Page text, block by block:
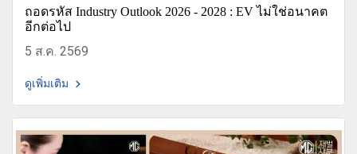
ถอดรหัส Industry Outlook 2026 - 2028 : EV ไม่ใช่อนาคต
อีกต่อไป
5 ส.ค. 2569
ดูเพิ่มเติม